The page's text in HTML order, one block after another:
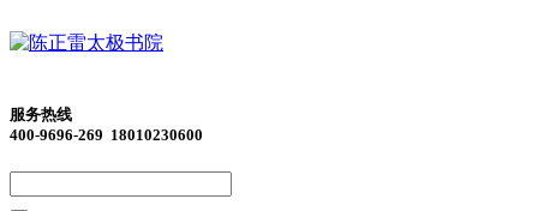
服务热线
400-9696-269 18010230600